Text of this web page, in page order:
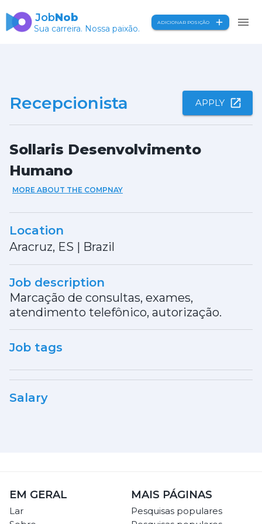
JobNob
Sua carreira. Nossa paixão.
ADICIONAR POSIÇÃO
Recepcionista APPLY
Sollaris Desenvolvimento
Humano
MORE ABOUT THE COMPNAY
Location
Aracruz, ES | Brazil
Job description
Marcação de consultas, exames,
atendimento telefônico, autorização.
Job tags
Salary
EM GERAL
Lar
MAIS PÁGINAS
Pesquisas populares